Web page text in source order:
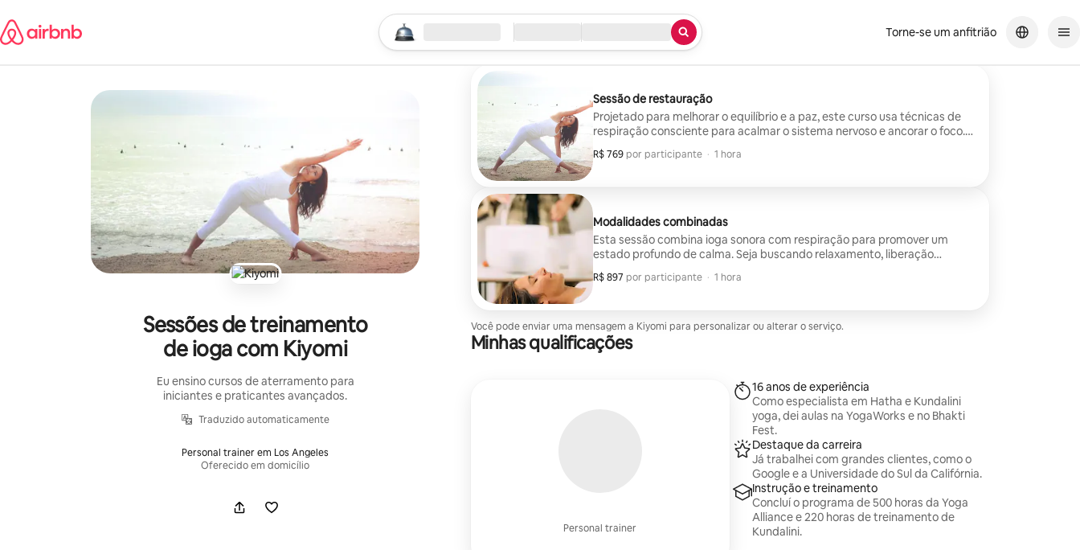
para
o
Comece sua busca
Local Check-in/CheckoutTipo de serviço Torne-se um anfitrião
Sessões de treinamento
de ioga com Kiyomi
Eu ensino cursos de aterramento para
iniciantes e praticantes avançados.
Traduzido automaticamente
Personal trainer em Los Angeles
Oferecido em domicílio
Sessão de restauração
Projetado para melhorar o equilíbrio e a paz, este curso usa técnicas de
respiração consciente para acalmar o sistema nervoso e ancorar o foco.
tensão física. Ideal para quem busca tranquilidade, esta opção termina
R$ 769 por participante
R$ 769 por participante
, · 1 hora
Modalidades combinadas
Esta sessão combina ioga sonora com respiração para promover um
estado profundo de calma. Seja buscando relaxamento, liberação
emocional ou regulação do sistema nervoso, ela proporciona uma
sensação de estabilidade. As poses ajudam a ancorar a mente, enquanto
liberação emocional.
R$ 897 por participante
R$ 897 por participante
, · 1 hora
Você pode enviar uma mensagem a Kiyomi para personalizar ou alterar o serviço.
Minhas qualificações
Personal trainer
16 anos de experiência
Como especialista em Hatha e Kundalini
yoga, dei aulas na YogaWorks e no Bhakti
Fest.
Destaque da carreira
Já trabalhei com grandes clientes, como o
Google e a Universidade do Sul da Califórnia.
Instrução e treinamento
Concluí o programa de 500 horas da Yoga
Alliance e 220 horas de treinamento de
Kundalini.